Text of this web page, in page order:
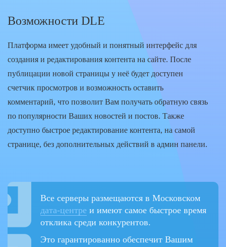
Возможности DLE
Платформа имеет удобный и понятный интерфейс для
создания и редактирования контента на сайте. После
публицации новой страницы у неё будет доступен
счетчик просмотров и возможность оставить
комментарий, что позволит Вам получать обратную связь
по популярности Ваших новостей и постов. Также
доступно быстрое редактирование контента, на самой
странице, без дополнительных действий в админ панели.
Все серверы размещаются в Московском
дата-центре и имеют самое быстрое время
отклика среди конкурентов.
Это гарантированно обеспечит Вашим